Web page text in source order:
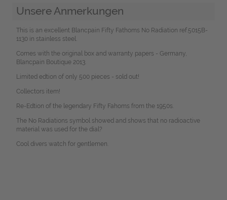
Unsere Anmerkungen
This is an excellent Blancpain Fifty Fathoms No Radiation ref.5015B-
1130 in stainless steel.
Comes with the original box and warranty papers - Germany,
Blancpain Boutique 2013.
Limited edtion of only 500 pieces - sold out!
Collectors item!
Re-Edtion of the legendary Fifty Fahoms from the 1950s.
The No Radiations symbol showed and shows that no radioactive
material was used for the dial?
Cool divers watch for gentlemen.